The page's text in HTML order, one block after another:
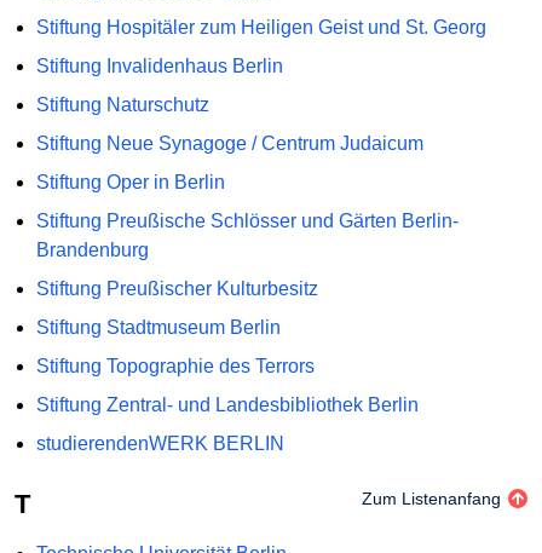
Stiftung Hospitäler zum Heiligen Geist und St. Georg
Stiftung Invalidenhaus Berlin
Stiftung Naturschutz
Stiftung Neue Synagoge / Centrum Judaicum
Stiftung Oper in Berlin
Stiftung Preußische Schlösser und Gärten Berlin-
Brandenburg
Stiftung Preußischer Kulturbesitz
Stiftung Stadtmuseum Berlin
Stiftung Topographie des Terrors
Stiftung Zentral- und Landesbibliothek Berlin
studierendenWERK BERLIN
T Zum Listenanfang